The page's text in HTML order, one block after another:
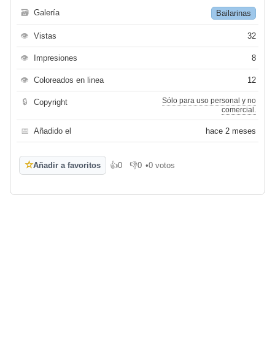
🗃 Galería Bailarinas
👁 Vistas 32
👁 Impresiones 8
👁 Coloreados en linea 12
🔒 Copyright
Sólo para uso personal y no
comercial.
📅 Añadido el hace 2 meses
☆Añadir a favoritos 👍0
Me gusta
👎0
No me gusta
•0 votos